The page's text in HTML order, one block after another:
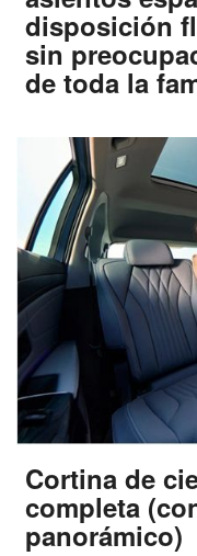
disposición
sin
de toda la
Cortina de
completa
panorámico)